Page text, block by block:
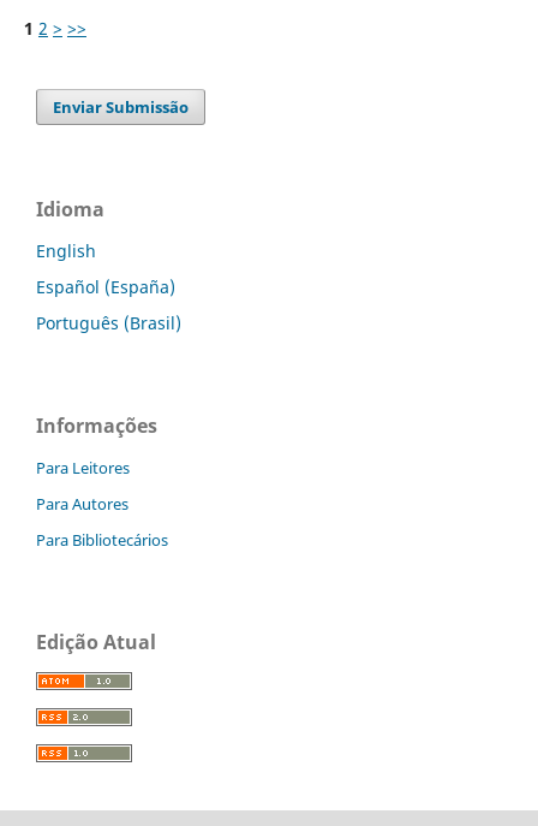
1 2 > >>
Enviar Submissão
Idioma
English
Español (España)
Português (Brasil)
Informações
Para Leitores
Para Autores
Para Bibliotecários
Edição Atual